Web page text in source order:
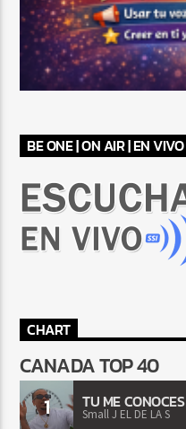
BE ONE | ON AIR | EN VIVO
CHART
CANADA TOP 40
1 TU ME CONOCES
Small J EL DE LA S